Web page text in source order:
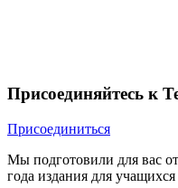
Присоединяйтесь к
Присоединиться
Мы подготовили для вас
года издания для